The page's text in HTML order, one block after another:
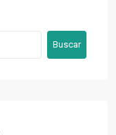
Buscar